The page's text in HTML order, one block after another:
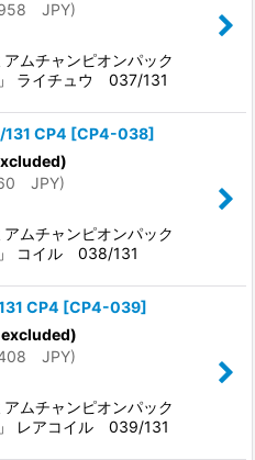
JPY)
アムチャンピオンパック
」 ライチュウ 037/131
CP4 [CP4-038]
JPY)
アムチャンピオンパック
」 コイル 038/131
CP4 [CP4-039]
JPY)
アムチャンピオンパック
」 レアコイル 039/131